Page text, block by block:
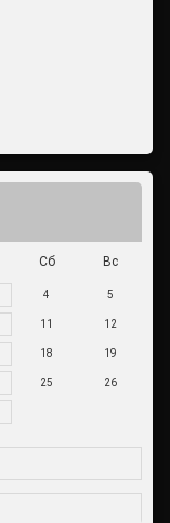
Сб Вс
4 5
11 12
18 19
25 26